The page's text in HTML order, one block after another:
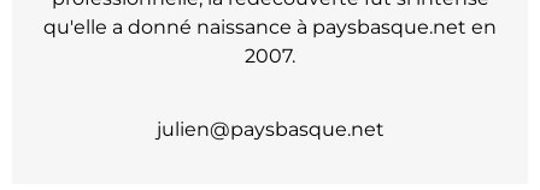
qu'elle a donné naissance à paysbasque.net en
2007.
julien@paysbasque.net